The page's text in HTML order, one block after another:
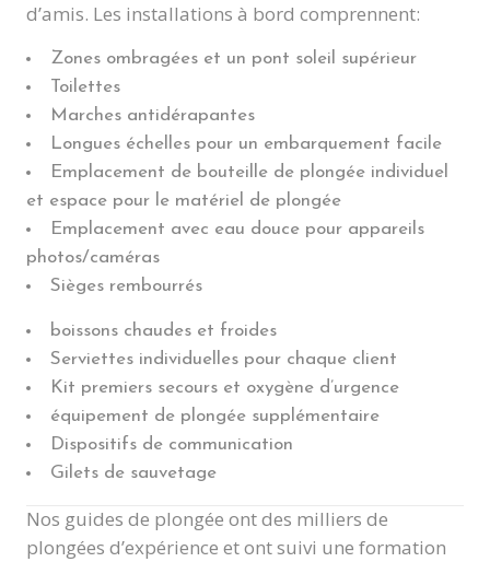
d’amis. Les installations à bord comprennent:
Zones ombragées et un pont soleil supérieur
Toilettes
Marches antidérapantes
Longues échelles pour un embarquement facile
Emplacement de bouteille de plongée individuel
et espace pour le matériel de plongée
Emplacement avec eau douce pour appareils
photos/caméras
Sièges rembourrés
boissons chaudes et froides
Serviettes individuelles pour chaque client
Kit premiers secours et oxygène d’urgence
équipement de plongée supplémentaire
Dispositifs de communication
Gilets de sauvetage
Nos guides de plongée ont des milliers de
plongées d’expérience et ont suivi une formation